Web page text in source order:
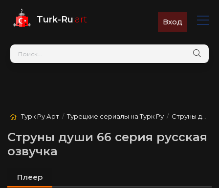
Turk-Ru.art Вход
Турк Ру Арт /Турецкие сериалы на Турк Ру / Струны души
Струны души 66 серия русская
озвучка
Плеер